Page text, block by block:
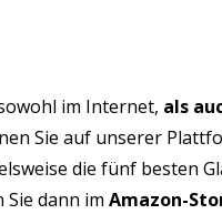
im Internet, als
Sie auf unserer
die fünf besten
dann im Amazon-